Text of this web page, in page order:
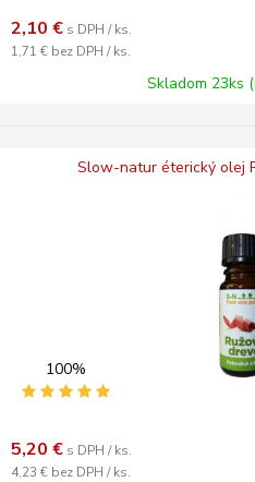
2,10 € s DPH / ks.
1,71 € bez DPH / ks.
Skladom 23ks
Slow-natur éterický olej
100%
5,20 € s DPH / ks.
4,23 € bez DPH / ks.